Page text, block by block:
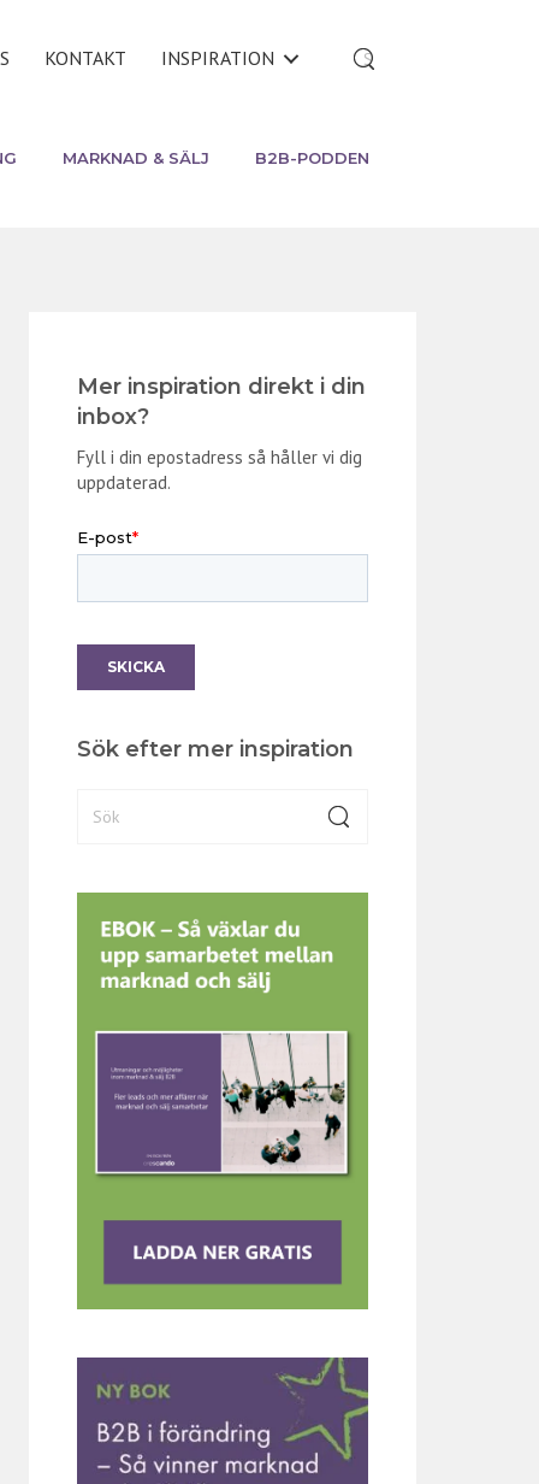
KONTAKT INSPIRATION
MARKNAD & SÄLJ B2B-PODDEN
Mer inspiration direkt i din
inbox?
Fyll i din epostadress så håller vi dig
uppdaterad.
Sök efter mer inspiration